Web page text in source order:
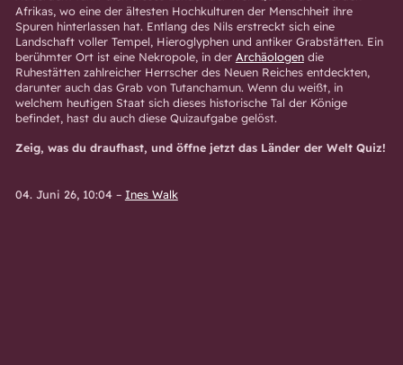
Afrikas, wo eine der ältesten Hochkulturen der Menschheit ihre
Spuren hinterlassen hat. Entlang des Nils erstreckt sich eine
Landschaft voller Tempel, Hieroglyphen und antiker Grabstätten. Ein
berühmter Ort ist eine Nekropole, in der Archäologendie
Ruhestätten zahlreicher Herrscher des Neuen Reiches entdeckten,
darunter auch das Grab von Tutanchamun. Wenn du weißt, in
welchem heutigen Staat sich dieses historische Tal der Könige
befindet, hast du auch diese Quizaufgabe gelöst.
Zeig, was du draufhast, und öffne jetzt das Länder der Welt Quiz!
04. Juni 26, 10:04– Ines Walk